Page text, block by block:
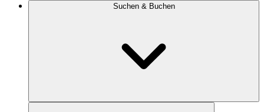
Suchen & Buchen